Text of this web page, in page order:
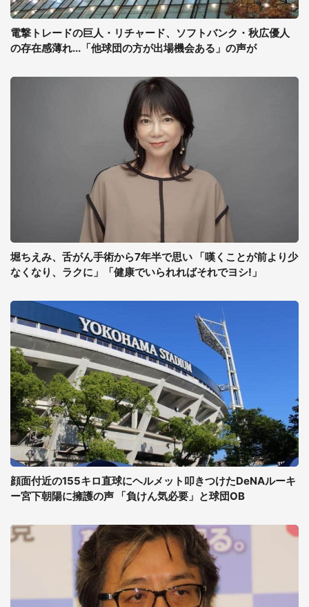
電撃トレードの巨人・リチャード、ソフトバンク・秋広優人
の存在感薄れ...「他球団の方が出場機会ある」の声が
堀ちえみ、舌がん手術から7年半で思い 「嘆くことが前より少
なくなり、ラクに」「健康でいられればそれでヨシ!」
顔面付近の155キロ直球にヘルメット叩きつけたDeNAルーキ
ー宮下朝陽に擁護の声 「負けん気必要」と球団OB